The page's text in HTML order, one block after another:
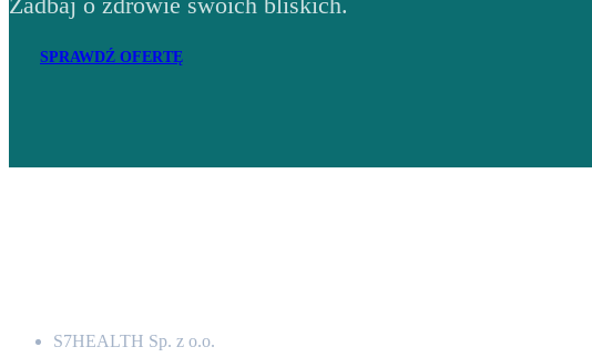
SPRAWDŹ OFERTĘ
S7HEALTH Sp. z o.o.